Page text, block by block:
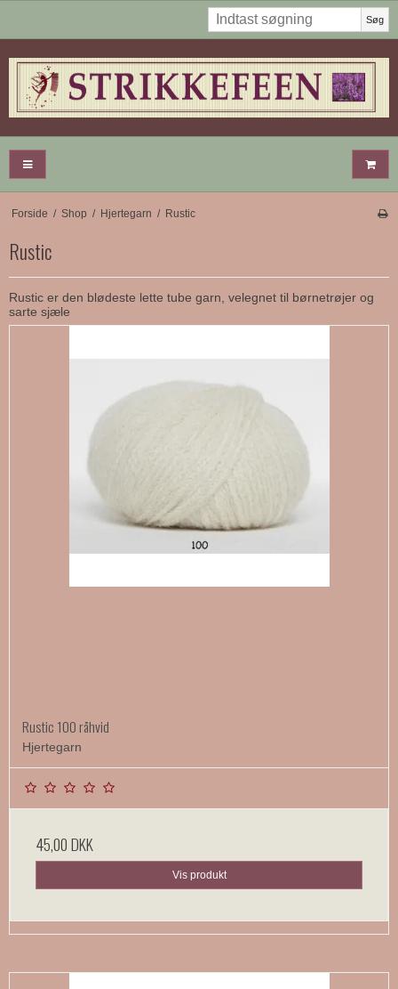
Søg
Forside / Shop / Hjertegarn / Rustic
Rustic
Rustic er den blødeste lette tube garn, velegnet til børnetrøjer og
sarte sjæle
Rustic 100 råhvid
Hjertegarn
45,00 DKK
Vis produkt